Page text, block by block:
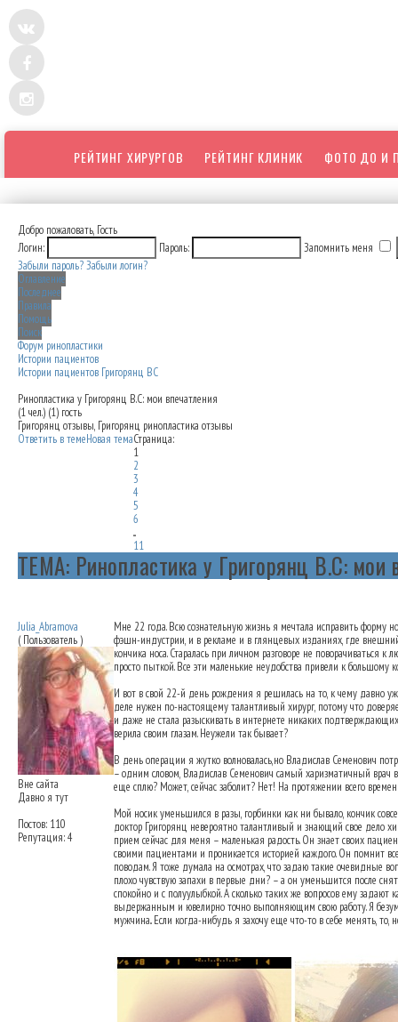
РЕЙТИНГ ХИРУРГОВ РЕЙТИНГ КЛИНИК ФОТО ДО И
Добро пожаловать, Гость
Логин:
Пароль:
Запомнить меня
Забыли пароль?Забыли логин?
Оглавление
Последнее
Правила
Помощь
Поиск
Форум ринопластики
Истории пациентов
Истории пациентов Григорянц ВС
Ринопластика у Григорянц В.С: мои впечатления
(1 чел.) (1) гость
Григорянц отзывы, Григорянц ринопластика отзывы
Ответить в темеНовая темаСтраница:
1
2
3
4
5
6
...
11
ТЕМА: Ринопластика у Григорянц В.С: мои
Ринопластика у Григорянц В.С: мои
Julia_Abramova
( Пользователь )
Вне сайта
Давно я тут
Постов: 110
Репутация: 4
Мне 22 года. Всю сознательную жизнь я мечтала исправить форму
фэшн-индустрии, и в рекламе и в глянцевых изданиях, где внешний
кончика носа. Старалась при личном разговоре не поворачиваться
просто пыткой. Все эти маленькие неудобства привели к большому
И вот в свой 22-й день рождения я решилась на то, к чему давно
деле нужен по-настоящему талантливый хирург, потому что
и даже не стала разыскивать в интернете никаких
верила своим глазам. Неужели так бывает?
В день операции я жутко волновалась,но Владислав Семенович
– одним словом, Владислав Семенович самый харизматичный врач
еще сплю? Может, сейчас заболит? Нет! На протяжении всего
Мой носик уменьшился в разы, горбинки как ни бывало, кончик
доктор Григорянц невероятно талантливый и знающий свое дело
прием сейчас для меня – маленькая радость. Он знает своих
своими пациентами и проникается историей каждого. Он помнит
поводам. Я тоже думала на осмотрах, что задаю такие очевидные
плохо чувствую запахи в первые дни? – а он уменьшится после
спокойно и с полуулыбкой. А сколько таких же вопросов ему
выдержанным и ювелирно точно выполняющим свою работу. Я
мужчина.. Если когда-нибудь я захочу еще что-то в себе менять,